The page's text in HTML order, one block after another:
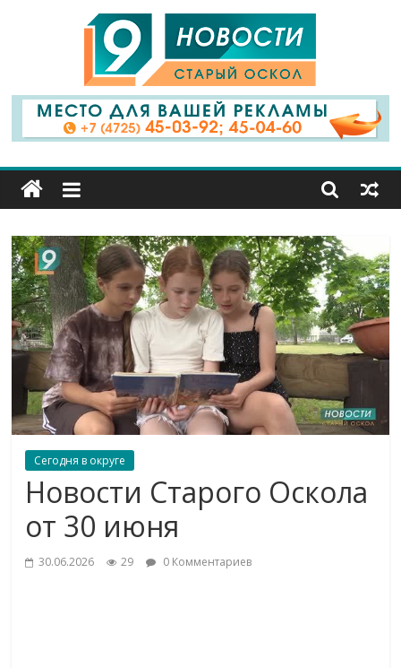
9
Канал
Старый
Оскол
Сегодня в округе
Новости Старого Оскола
от 30 июня
30.06.2026 29 0 Комментариев